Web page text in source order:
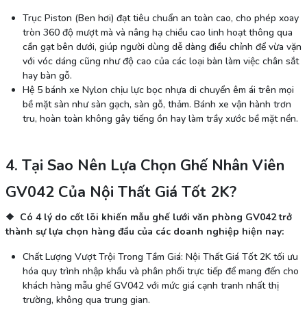
Trục Piston (Ben hơi) đạt tiêu chuẩn an toàn cao, cho phép xoay
tròn 360 độ mượt mà và nâng hạ chiều cao linh hoạt thông qua
cần gạt bên dưới, giúp người dùng dễ dàng điều chỉnh để vừa vặn
với vóc dáng cũng như độ cao của các loại bàn làm việc chân sắt
hay bàn gỗ.
Hệ 5 bánh xe Nylon chịu lực bọc nhựa di chuyển êm ái trên mọi
bề mặt sàn như sàn gạch, sàn gỗ, thảm. Bánh xe vận hành trơn
tru, hoàn toàn không gây tiếng ồn hay làm trầy xước bề mặt nền.
4. Tại Sao Nên Lựa Chọn Ghế Nhân Viên
GV042 Của Nội Thất Giá Tốt 2K?
❖ Có 4 lý do cốt lõi khiến mẫu ghế lưới văn phòng GV042 trở
thành sự lựa chọn hàng đầu của các doanh nghiệp hiện nay:
Chất Lượng Vượt Trội Trong Tầm Giá: Nội Thất Giá Tốt 2K tối ưu
hóa quy trình nhập khẩu và phân phối trực tiếp để mang đến cho
khách hàng mẫu ghế GV042 với mức giá cạnh tranh nhất thị
trường, không qua trung gian.